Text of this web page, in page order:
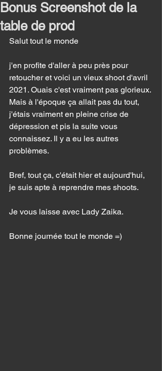
Bonus Screenshot de la
table de prod
Salut tout le monde
j'en profite d'aller à peu près pour
retoucher et voici un vieux shoot d'avril
2021. Ouais c'est vraiment pas glorieux.
Mais à l'époque ça allait pas du tout,
j'étais vraiment en pleine crise de
dépression et pis la suite vous
connaissez. Il y a eu les autres
problèmes.
Bref, tout ça, c'était hier et aujourd'hui,
je suis apte à reprendre mes shoots.
Je vous laisse avec Lady Zaika.
Bonne journée tout le monde =)